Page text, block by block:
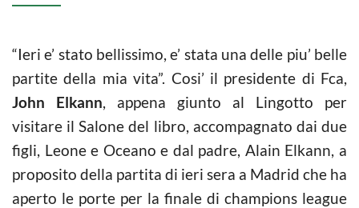
“Ieri e’ stato bellissimo, e’ stata una delle piu’ belle
partite della mia vita”. Cosi’ il presidente di Fca,
John Elkann, appena giunto al Lingotto per
visitare il Salone del libro, accompagnato dai due
figli, Leone e Oceano e dal padre, Alain Elkann, a
proposito della partita di ieri sera a Madrid che ha
aperto le porte per la finale di champions league